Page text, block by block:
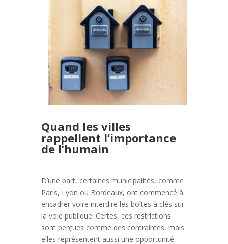
Quand les villes
rappellent l’importance
de l’humain
D’une part, certaines municipalités, comme
Paris, Lyon ou Bordeaux, ont commencé à
encadrer voire interdire les boîtes à clés sur
la voie publique. Certes, ces restrictions
sont perçues comme des contraintes, mais
elles représentent aussi une opportunité